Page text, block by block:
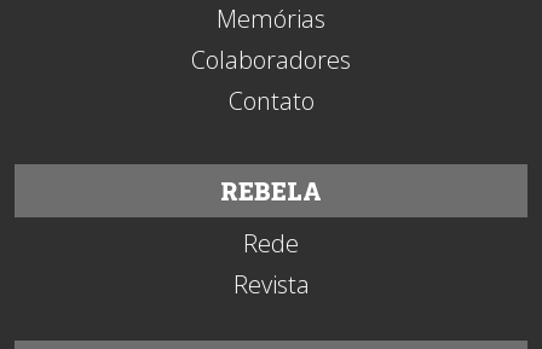
Memórias
Colaboradores
Contato
REBELA
Rede
Revista